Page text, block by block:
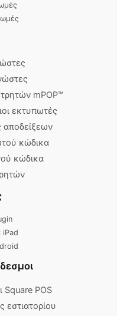
mPOP™
εκτυπωτές
αποδείξεων
κώδικα
κώδικα
iPad
Square POS
εστιατορίου